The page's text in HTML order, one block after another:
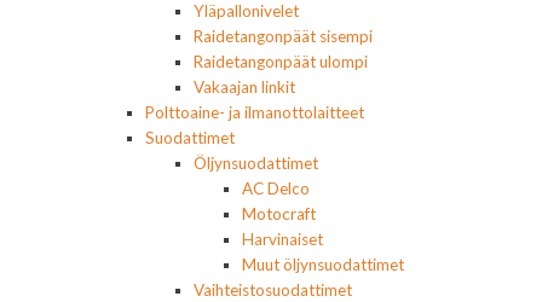
Yläpallonivelet
Raidetangonpäät sisempi
Raidetangonpäät ulompi
Vakaajan linkit
Polttoaine- ja ilmanottolaitteet
Suodattimet
Öljynsuodattimet
AC Delco
Motocraft
Harvinaiset
Muut öljynsuodattimet
Vaihteistosuodattimet